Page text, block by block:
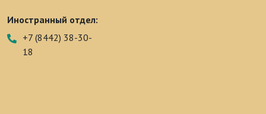
Иностранный отдел:
+7 (8442) 38-30-
18